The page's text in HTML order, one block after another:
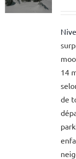
14
de